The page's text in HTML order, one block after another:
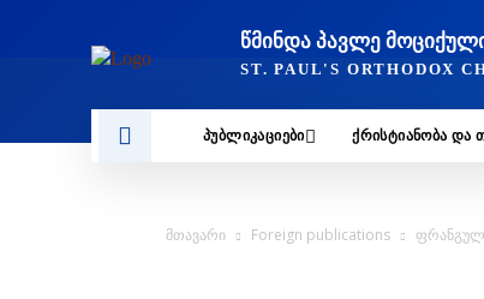
ᲬᲛᲘᲜᲓᲐ ᲞᲐᲕᲚᲔ
ST. PAUL'S ORTHODOX
ᲞᲣᲑᲚᲘᲙᲐᲪᲘᲔᲑᲘ ᲥᲠᲘᲡᲢᲘᲐᲜᲝᲑᲐ ᲓᲐ
მთავარი Foreign publications